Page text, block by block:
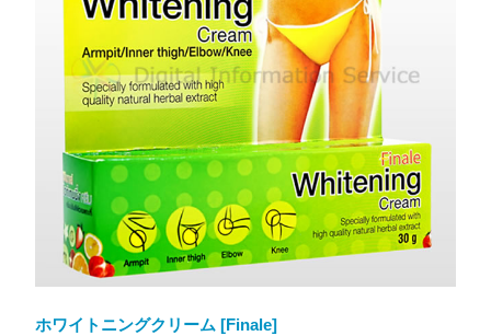
ホワイトニングクリーム [Finale]